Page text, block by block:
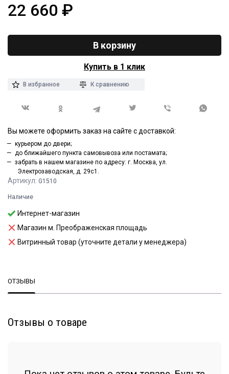
Артикул: G1510
Наличие
Интернет-магазин
Магазин м. Преображенская площадь
Витринный товар (уточните детали у менеджера)
22 660 ₽
В корзину
Купить в 1 клик
В избранное К сравнению
Вы можете оформить заказ на сайте с доставкой:
курьером до двери;
до ближайшего пункта самовывоза или постамата;
забрать в нашем магазине по адресу: г. Москва, ул.
Электрозаводская, д. 29с1.
ОТЗЫВЫ
Отзывы о товаре